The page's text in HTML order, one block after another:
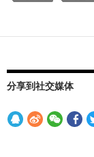
分享到社交媒体